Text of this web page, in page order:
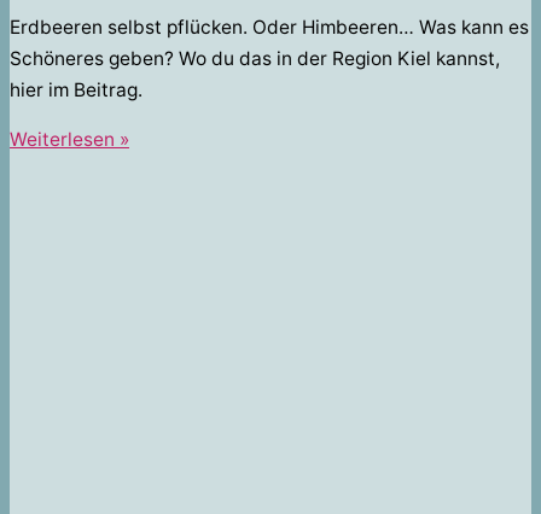
Erdbeeren selbst pflücken. Oder Himbeeren… Was kann es
Schöneres geben? Wo du das in der Region Kiel kannst,
hier im Beitrag.
Beeren
Weiterlesen »